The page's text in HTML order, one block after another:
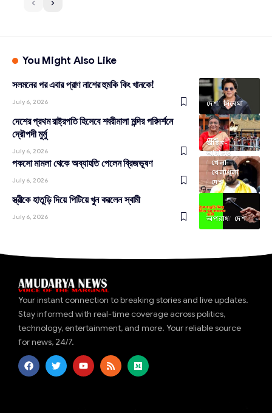
You Might Also Like
দেশ সিনেমা
সলমনের পর এবার প্রাণ নাশের হুমকি কিং খানকে!
July 6, 2026
দেশ
দেশের প্রথম রাষ্ট্রপতি হিসেবে শবরীমালা মন্দির পরিদর্শনে
দ্রৌপদী মুর্মু
July 6, 2026
আইন-
আদালত
খেলা
খেলাধূলা
দেশ
পকসো মামলা থেকে অব্যাহতি পেলেন ব্রিজভূষণ
July 6, 2026
অপরাধ দেশ
স্ত্রীকে হাতুড়ি দিয়ে পিটিয়ে খুন করলেন স্বামী
July 6, 2026
Your instant connection to breaking stories and live updates.
Stay informed with real-time coverage across politics,
technology, entertainment, and more. Your reliable source
for news, 24/7.